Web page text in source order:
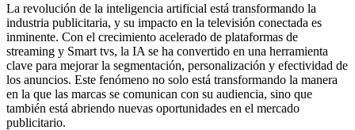
La revolución de la inteligencia artificial está transformando la
industria publicitaria, y su impacto en la televisión conectada es
inminente. Con el crecimiento acelerado de plataformas de
streaming y Smart tvs, la IA se ha convertido en una herramienta
clave para mejorar la segmentación, personalización y efectividad de
los anuncios. Este fenómeno no solo está transformando la manera
en la que las marcas se comunican con su audiencia, sino que
también está abriendo nuevas oportunidades en el mercado
publicitario.